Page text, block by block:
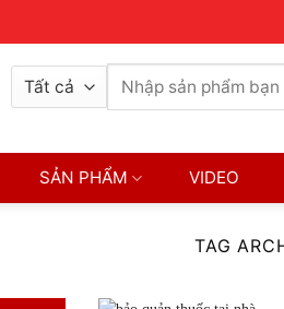
kiếm:
SẢN PHẨM VIDEO
TAG